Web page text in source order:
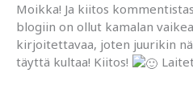
Moikka! Ja kiitos
blogiin on ollut kamalan
kirjoitettavaa, joten juurikin
täyttä kultaa! Kiitos!